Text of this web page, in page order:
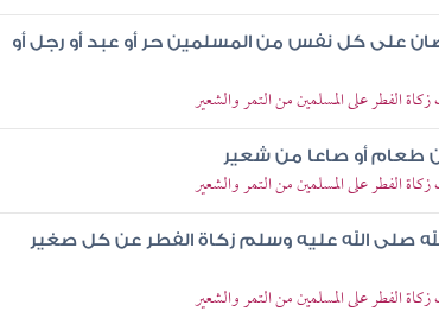
على كل نفس من المسلمين حر أو عبد أو رجل أو
الفطر على المسلمين من التمر والشعير
طعام أو صاعا من شعير
الفطر على المسلمين من التمر والشعير
صلى الله عليه وسلم زكاة الفطر عن كل صغير
الفطر على المسلمين من التمر والشعير